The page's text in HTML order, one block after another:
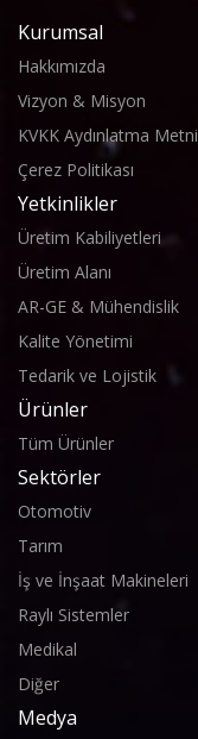
Kurumsal
Hakkımızda
Vizyon & Misyon
KVKK Aydınlatma Metni
Çerez Politikası
Yetkinlikler
Üretim Kabiliyetleri
Üretim Alanı
AR-GE & Mühendislik
Kalite Yönetimi
Tedarik ve Lojistik
Ürünler
Tüm Ürünler
Sektörler
Otomotiv
Tarım
İş ve İnşaat Makineleri
Raylı Sistemler
Medikal
Diğer
Medya